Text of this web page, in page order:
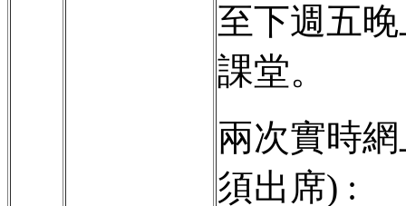
至下週五
課堂。
兩次實時
須出席) :